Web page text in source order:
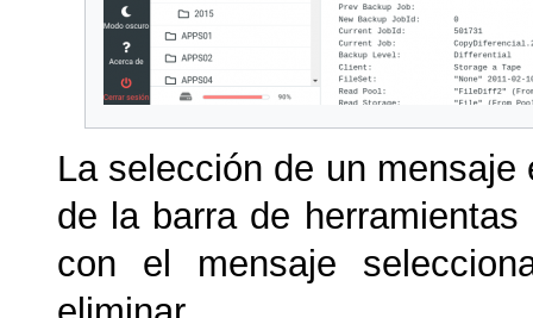
La selección de un
de la barra de
con el mensaje